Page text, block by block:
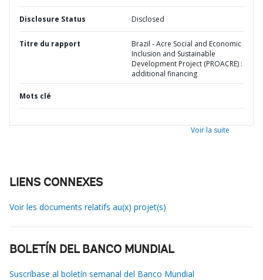
Disclosure Status Disclosed
Titre du rapport
Brazil - Acre Social and Economic
Inclusion and Sustainable
Development Project (PROACRE) :
additional financing
Mots clé
Voir la suite
LIENS CONNEXES
Voir les documents relatifs au(x) projet(s)
BOLETÍN DEL BANCO MUNDIAL
Suscríbase al boletín semanal del Banco Mundial